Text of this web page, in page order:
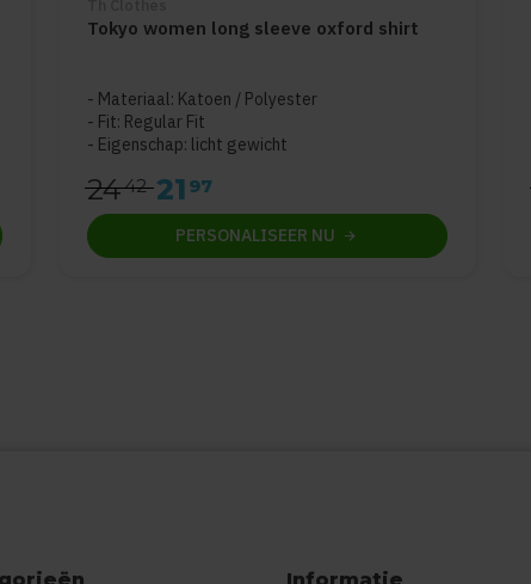
Tokyo women long sleeve oxford shirt
Materiaal: Katoen / Polyester
Fit: Regular Fit
Eigenschap: licht gewicht
2442 21 97
PERSONALISEER NU